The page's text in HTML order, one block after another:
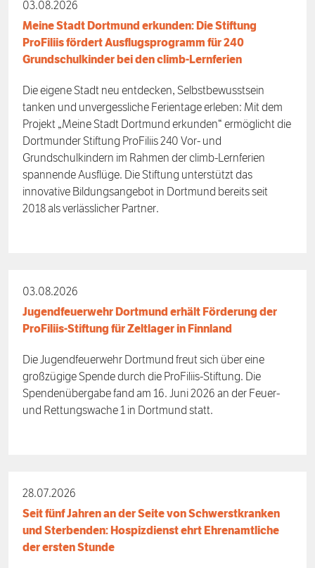
03.08.2026
Meine Stadt Dortmund erkunden: Die Stiftung
ProFiliis fördert Ausflugsprogramm für 240
Grundschulkinder bei den climb-Lernferien
Die eigene Stadt neu entdecken, Selbstbewusstsein
tanken und unvergessliche Ferientage erleben: Mit dem
Projekt „Meine Stadt Dortmund erkunden“ ermöglicht die
Dortmunder Stiftung ProFiliis 240 Vor- und
Grundschulkindern im Rahmen der climb-Lernferien
spannende Ausflüge. Die Stiftung unterstützt das
innovative Bildungsangebot in Dortmund bereits seit
2018 als verlässlicher Partner.
03.08.2026
Jugendfeuerwehr Dortmund erhält Förderung der
ProFiliis-Stiftung für Zeltlager in Finnland
Die Jugendfeuerwehr Dortmund freut sich über eine
großzügige Spende durch die ProFiliis-Stiftung. Die
Spendenübergabe fand am 16. Juni 2026 an der Feuer-
und Rettungswache 1 in Dortmund statt.
28.07.2026
Seit fünf Jahren an der Seite von Schwerstkranken
und Sterbenden: Hospizdienst ehrt Ehrenamtliche
der ersten Stunde